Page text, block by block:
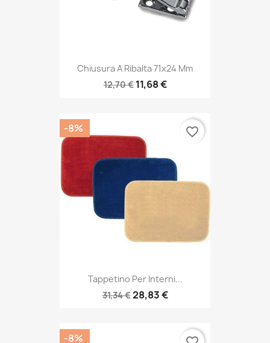
Chiusura A Ribalta 71x24 Mm
12,70 € 11,68 €
Tappetino Per Interni...
31,34 €28,83 €
-8% favorite_border
-8%